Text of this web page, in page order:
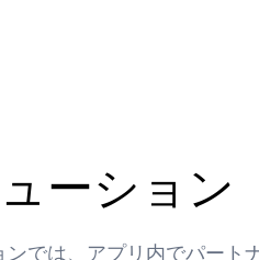
ーション
では、アプリ内でパート